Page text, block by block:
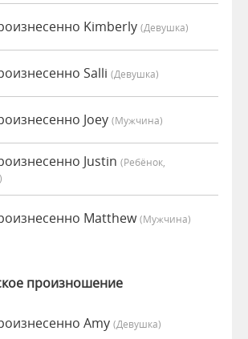
Kimberly (девушка)
Salli (девушка)
Joey (мужчина)
Justin (Ребёнок,
Matthew(мужчина)
произношение
Amy (девушка)